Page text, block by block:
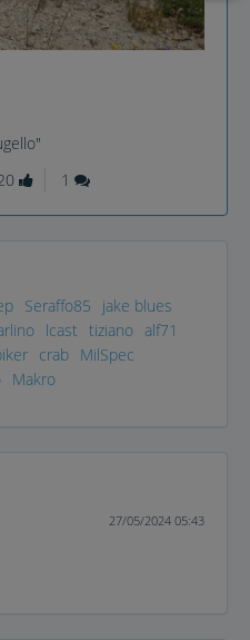
1
Seraffo85
jake blues
lcast tiziano alf71
crab MilSpec
Makro
27/05/2024 05:43